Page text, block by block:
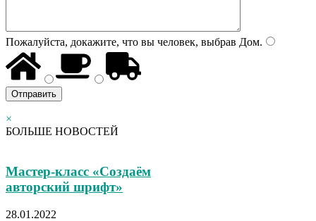
Пожалуйста, докажите, что вы человек, выбрав Дом.
×
БОЛЬШЕ НОВОСТЕЙ
Мастер-класс «Создаём
авторский шрифт»
28.01.2022